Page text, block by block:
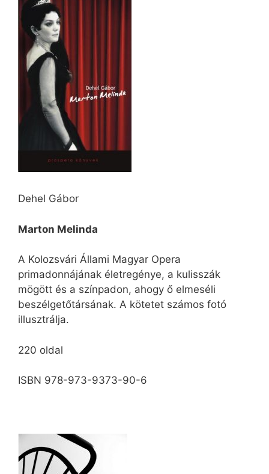
Dehel Gábor
Marton Melinda
A Kolozsvári Állami Magyar Opera
primadonnájának életregénye, a kulisszák
mögött és a színpadon, ahogy ő elmeséli
beszélgetőtársának. A kötetet számos fotó
illusztrálja.
220 oldal
ISBN 978-973-9373-90-6